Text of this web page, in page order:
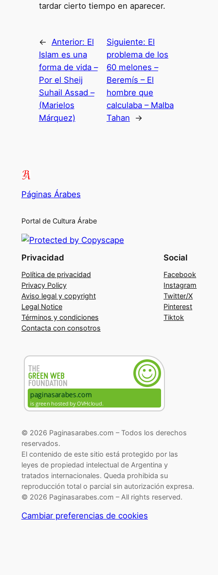
tardar cierto tiempo en aparecer.
← Anterior: El
Islam es una
forma de vida –
Por el Sheij
Suhail Assad –
(Marielos
Márquez)
Siguiente: El
problema de los
60 melones –
Beremís – El
hombre que
calculaba – Malba
Tahan
→
Páginas Árabes
Portal de Cultura Árabe
Privacidad
Política de privacidad
Privacy Policy
Aviso legal y copyright
Legal Notice
Términos y condiciones
Contacta con consotros
Social
Facebook
Instagram
Twitter/X
Pinterest
Tiktok
© 2026 Paginasarabes.com – Todos los derechos
reservados.
El contenido de este sitio está protegido por las
leyes de propiedad intelectual de Argentina y
tratados internacionales. Queda prohibida su
reproducción total o parcial sin autorización expresa.
© 2026 Paginasarabes.com – All rights reserved.
Cambiar preferencias de cookies